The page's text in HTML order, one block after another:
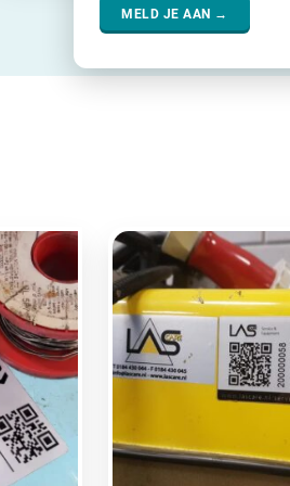
MELD JE AAN →